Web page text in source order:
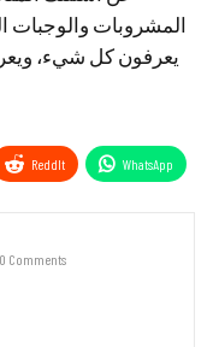
المشروبات والوجبات
يعرفون كل شيء،
ReddIt WhatsApp
0 Comments